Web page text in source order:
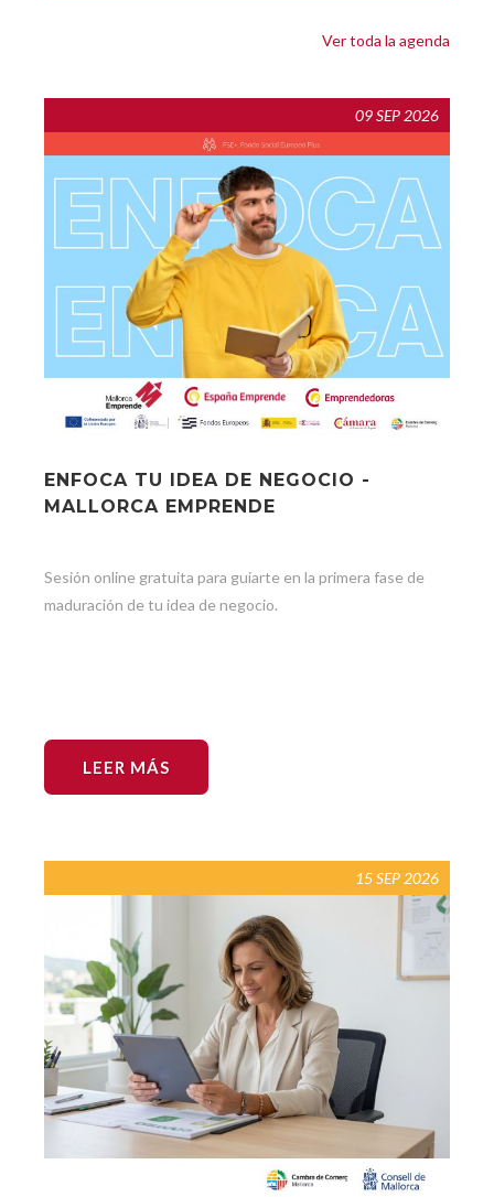
Ver toda la agenda
09 SEP 2026
ENFOCA TU IDEA DE NEGOCIO -
MALLORCA EMPRENDE
Sesión online gratuita para guiarte en la primera fase de
maduración de tu idea de negocio.
LEER MÁS
15 SEP 2026